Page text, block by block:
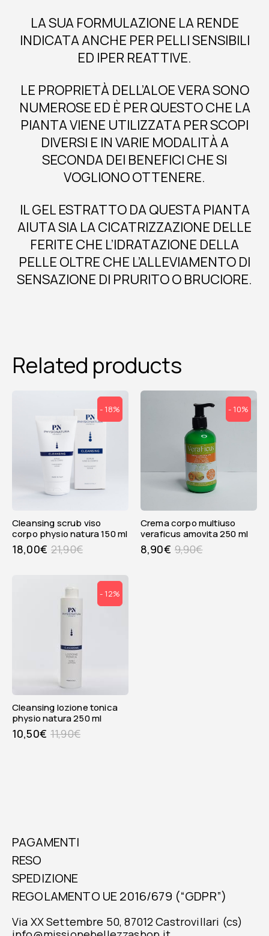
LA SUA FORMULAZIONE LA RENDE
INDICATA ANCHE PER PELLI SENSIBILI
ED IPER REATTIVE.
LE PROPRIETÀ DELL’ALOE VERA SONO
NUMEROSE ED È PER QUESTO CHE LA
PIANTA VIENE UTILIZZATA PER SCOPI
DIVERSI E IN VARIE MODALITÀ A
SECONDA DEI BENEFICI CHE SI
VOGLIONO OTTENERE.
IL GEL ESTRATTO DA QUESTA PIANTA
AIUTA SIA LA CICATRIZZAZIONE DELLE
FERITE CHE L’IDRATAZIONE DELLA
PELLE OLTRE CHE L’ALLEVIAMENTO DI
SENSAZIONE DI PRURITO O BRUCIORE.
Related products
- 18%
cleansing scrub viso
corpo physio natura 150 ml
21,90€
18,00€
- 10%
crema corpo multiuso
veraficus amovita 250 ml
9,90€
8,90€
- 12%
cleansing lozione tonica
physio natura 250 ml
11,90€
10,50€
PAGAMENTI
RESO
SPEDIZIONE
REGOLAMENTO UE 2016/679 (“GDPR”)
Via XX Settembre 50, 87012 Castrovillari (cs)